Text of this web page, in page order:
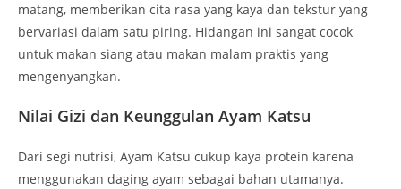
matang, memberikan cita rasa yang kaya dan tekstur yang
bervariasi dalam satu piring. Hidangan ini sangat cocok
untuk makan siang atau makan malam praktis yang
mengenyangkan.
Nilai Gizi dan Keunggulan Ayam Katsu
Dari segi nutrisi, Ayam Katsu cukup kaya protein karena
menggunakan daging ayam sebagai bahan utamanya.